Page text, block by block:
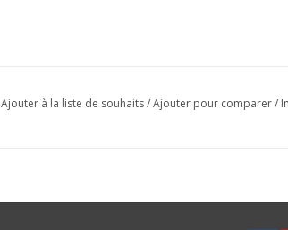
Ajouter à la liste de souhaits/Ajouter pour comparer/